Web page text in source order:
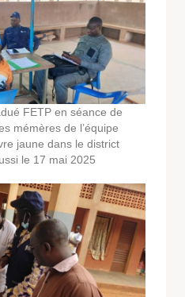
FETP en séance de
mémères de l’équipe
jaune dans le district
le 17 mai 2025